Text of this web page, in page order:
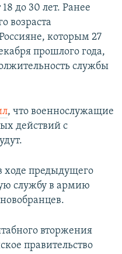
до 30 лет. Ранее
возраста
которым 27
прошлого года,
службы
, что военнослужащие
действий с
предыдущего
службу в армию
вторжения
правительство